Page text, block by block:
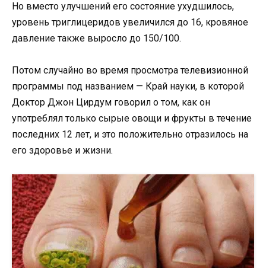
Но вместо улучшений его состояние ухудшилось,
уровень триглицеридов увеличился до 16, кровяное
давление также выросло до 150/100.
Потом случайно во время просмотра телевизионной
программы под названием — Край науки, в которой
Доктор Джон Цирдум говорил о том, как он
употреблял только сырые овощи и фрукты в течение
последних 12 лет, и это положительно отразилось на
его здоровье и жизни.